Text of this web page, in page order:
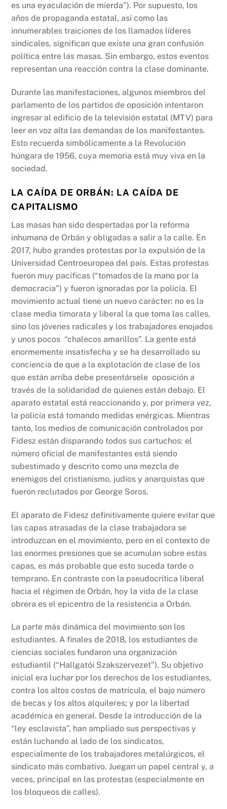
es una eyaculación de mierda”). Por supuesto, los
años de propaganda estatal, así como las
innumerables traiciones de los llamados líderes
sindicales, significan que existe una gran confusión
política entre las masas. Sin embargo, estos eventos
representan una reacción contra la clase dominante.
Durante las manifestaciones, algunos miembros del
parlamento de los partidos de oposición intentaron
ingresar al edificio de la televisión estatal (MTV) para
leer en voz alta las demandas de los manifestantes.
Esto recuerda simbólicamente a la Revolución
húngara de 1956, cuya memoria está muy viva en la
sociedad.
LA CAÍDA DE ORBÁN: LA CAÍDA DE
CAPITALISMO
Las masas han sido despertadas por la reforma
inhumana de Orbán y obligadas a salir a la calle. En
2017, hubo grandes protestas por la expulsión de la
Universidad Centroeuropea del país. Estas protestas
fueron muy pacíficas (“tomados de la mano por la
democracia”) y fueron ignoradas por la policía. El
movimiento actual tiene un nuevo carácter: no es la
clase media timorata y liberal la que toma las calles,
sino los jóvenes radicales y los trabajadores enojados
y unos pocos “chalecos amarillos”. La gente está
enormemente insatisfecha y se ha desarrollado su
conciencia de que a la explotación de clase de los
que están arriba debe presentársele oposición a
través de la solidaridad de quienes están debajo. El
aparato estatal está reaccionando y, por primera vez,
la policía está tomando medidas enérgicas. Mientras
tanto, los medios de comunicación controlados por
Fidesz están disparando todos sus cartuchos: el
número oficial de manifestantes está siendo
subestimado y descrito como una mezcla de
enemigos del cristianismo, judíos y anarquistas que
fueron reclutados por George Soros.
El aparato de Fidesz definitivamente quiere evitar que
las capas atrasadas de la clase trabajadora se
introduzcan en el movimiento, pero en el contexto de
las enormes presiones que se acumulan sobre estas
capas, es más probable que esto suceda tarde o
temprano. En contraste con la pseudocrítica liberal
hacia el régimen de Orbán, hoy la vida de la clase
obrera es el epicentro de la resistencia a Orbán.
La parte más dinámica del movimiento son los
estudiantes. A finales de 2018, los estudiantes de
ciencias sociales fundaron una organización
estudiantil (“Hallgatói Szakszervezet”). Su objetivo
inicial era luchar por los derechos de los estudiantes,
contra los altos costos de matrícula, el bajo número
de becas y los altos alquileres; y por la libertad
académica en general. Desde la introducción de la
“ley esclavista”, han ampliado sus perspectivas y
están luchando al lado de los sindicatos,
especialmente de los trabajadores metalúrgicos, el
sindicato más combativo. Juegan un papel central y, a
veces, principal en las protestas (especialmente en
los bloqueos de calles).